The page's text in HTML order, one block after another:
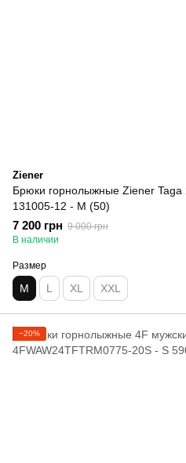
Ziener
Брюки горнолыжные Ziener
131005-12 - M (50)
7 200 грн 9 000 грн
В наличии
Размер
M L XL XXL
−20%